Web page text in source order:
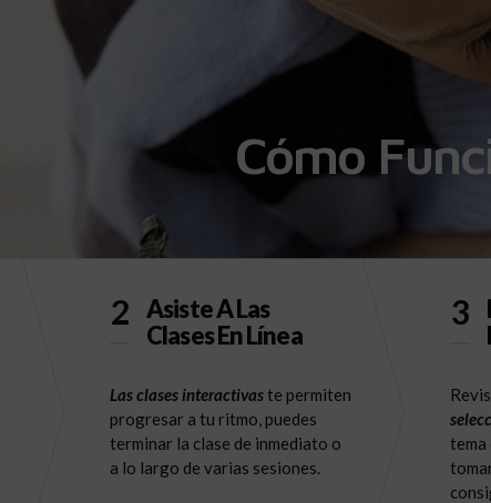
Cómo
2 Asiste A Las
Clases En Línea
Las clases interactivaste permiten
progresar a tu ritmo, puedes
terminar la clase de inmediato o
a lo largo de varias sesiones.
3
tema